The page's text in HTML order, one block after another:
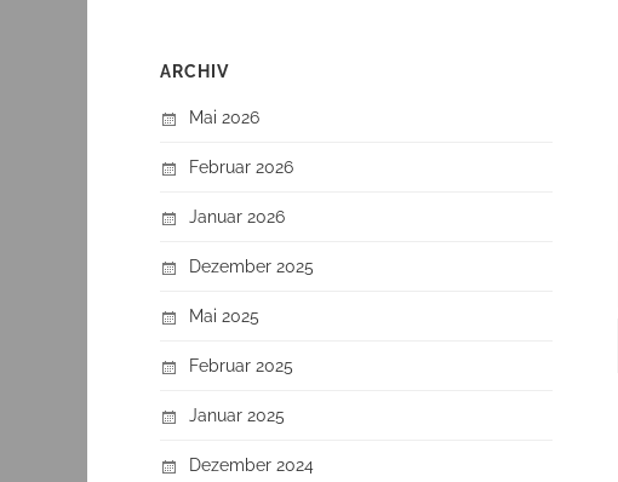
ARCHIV
Mai 2026
Februar 2026
Januar 2026
Dezember 2025
Mai 2025
Februar 2025
Januar 2025
Dezember 2024